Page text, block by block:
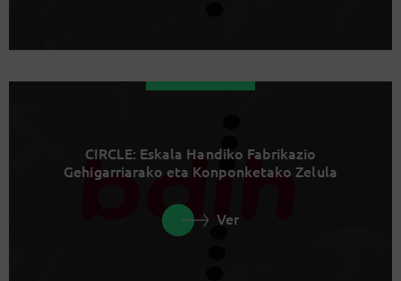
CIRCLE: Eskala Handiko Fabrikazio
Gehigarriarako eta Konponketako Zelula
Ver